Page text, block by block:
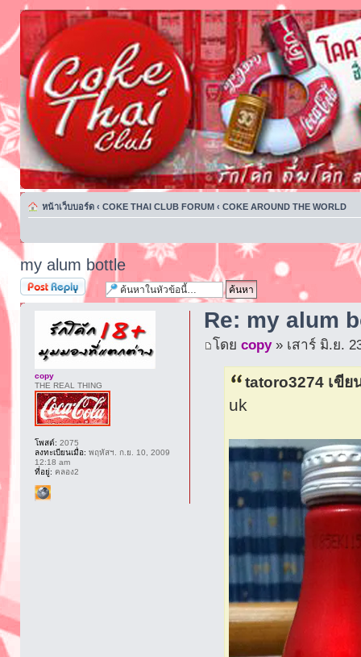
หน้าเว็บบอร์ด ‹ COKE THAI CLUB FORUM ‹ COKE AROUND THE WORLD
my alum bottle
ตอบกระทู้
Re: my alum
โดยcopy» เสาร์ มิ.ย.
tatoro3274 เขีย
uk
copy
THE REAL THING
โพสต์: 2075
ลงทะเบียนเมื่อ: พฤหัสฯ. ก.ย. 10, 2009
12:18 am
ที่อยู่: คลอง2